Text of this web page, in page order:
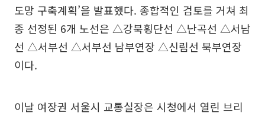
도망 구축계획’을 발표했다. 종합적인 검토를 거쳐 최
종 선정된 6개 노선은 △강북횡단선 △난곡선 △서남
선 △서부선 △서부선 남부연장 △신림선 북부연장
이다.
이날 여장권 서울시 교통실장은 시청에서 열린 브리